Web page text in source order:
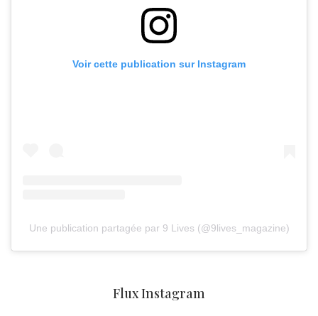
Voir cette publication sur Instagram
Une publication partagée par 9 Lives (@9lives_magazine)
Flux Instagram